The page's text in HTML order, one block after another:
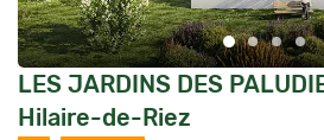
LES JARDINS DES
Hilaire-de-Riez